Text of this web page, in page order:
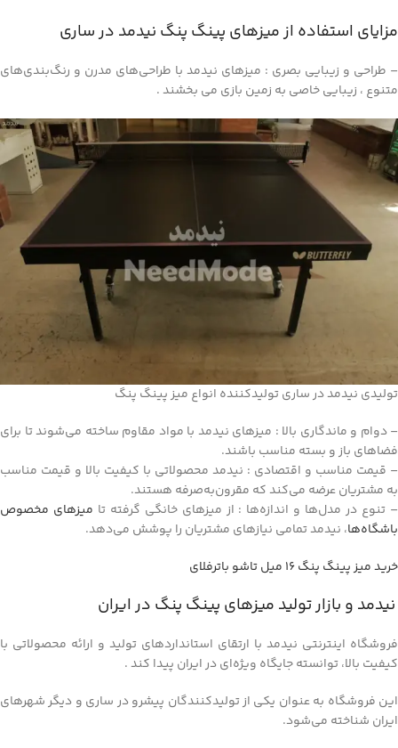
مزایای استفاده از میزهای پینگ پنگ نیدمد در ساری
– طراحی و زیبایی بصری : میزهای نیدمد با طراحی‌های مدرن و رنگ‌بندی‌های
متنوع ، زیبایی خاصی به زمین بازی می بخشند .
تولیدی نیدمد در ساری تولیدکننده انواع میز پینگ پنگ
– دوام و ماندگاری بالا : میزهای نیدمد با مواد مقاوم ساخته می‌شوند تا برای
فضاهای باز و بسته مناسب باشند.
– قیمت مناسب و اقتصادی : نیدمد محصولاتی با کیفیت بالا و قیمت مناسب
به مشتریان عرضه می‌کند که مقرون‌به‌صرفه هستند.
– تنوع در مدل‌ها و اندازه‌ها : از میزهای خانگی گرفته تا میزهای مخصوص
باشگاه‌ها، نیدمد تمامی نیازهای مشتریان را پوشش می‌دهد.
خرید میز پینگ پنگ ۱۶ میل تاشو باترفلای
نیدمد و بازار تولید میزهای پینگ پنگ در ایران
فروشگاه اینترنتی نیدمد با ارتقای استانداردهای تولید و ارائه محصولاتی با
کیفیت بالا، توانسته جایگاه ویژه‌ای در ایران پیدا کند .
این فروشگاه به عنوان یکی از تولیدکنندگان پیشرو در ساری و دیگر شهرهای
ایران شناخته می‌شود.